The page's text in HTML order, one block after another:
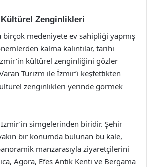
Zenginlikleri
medeniyete ev sahipliği yapmış
kalma kalıntılar, tarihi
kültürel zenginliğini gözler
Turizm ile İzmir’i keşfettikten
zenginlikleri yerinde görmek
simgelerinden biridir. Şehir
bir konumda bulunan bu kale,
manzarasıyla ziyaretçilerini
Agora, Efes Antik Kenti ve Bergama